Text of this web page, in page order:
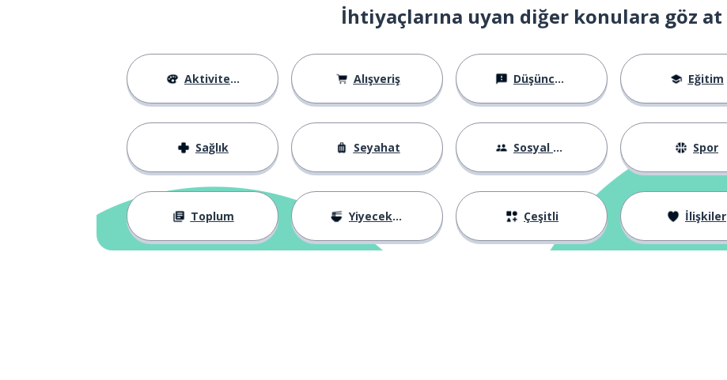
İhtiyaçlarına uyan diğer konulara göz at
Aktiviteler Alışveriş Düşünceler Eğitim
Sağlık Seyahat Sosyal Hayat Spor
Toplum Yiyecekler Çeşitli İlişkiler